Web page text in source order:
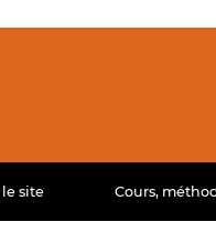
site Cours,